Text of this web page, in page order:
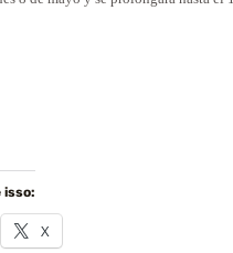
isso:
X